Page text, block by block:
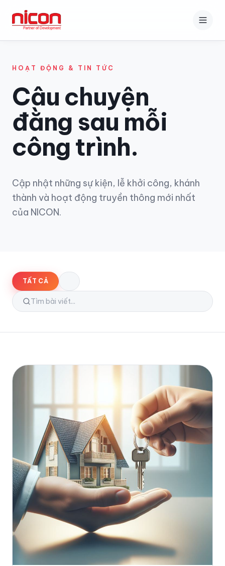
Trang chủ
Giới thiệu
Dịch vụ
Dự án
Hoạt động
Khách hàng
HOẠT ĐỘNG & TIN TỨC
Câu chuyện
đằng sau mỗi
công trình.
Cập nhật những sự kiện, lễ khởi công, khánh
thành và hoạt động truyền thông mới nhất
của NICON.
TẤT CẢ